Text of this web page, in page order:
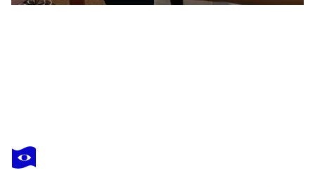
HELGE HENSEL
Endless